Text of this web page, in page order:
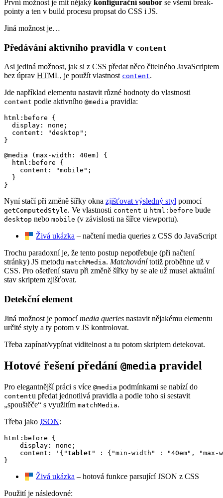
První možnost je mít nějaký konfigurační soubor se všemi break-
pointy a ten v build procesu propsat do CSS i JS.
Jiná možnost je…
Předávání aktivního pravidla v content
Asi jediná možnost, jak si z CSS předat něco čitelného JavaScriptem
bez úprav HTML, je použít vlastnost content.
Jde například elementu nastavit různé hodnoty do vlastnosti
content podle aktivního @media pravidla:
html:before {
  display: none;
  content: "desktop";
}
@media (max-width: 40em) {
  html:before {
    content: "mobile";
  }
}
Nyní stačí při změně šířky okna zjišťovat výsledný styl pomocí
getComputedStyle. Ve vlastnosti content u html:before bude
desktop nebo mobile (v závislosti na šířce viewportu).
Živá ukázka – načtení media queries z CSS do JavaScript
Trochu paradoxní je, že tento postup nepotřebuje (při načtení
stránky) JS metodu matchMedia. Matchovánítotiž proběhne už v
CSS. Pro ošetření stavu při změně šířky by se ale už musel aktuální
stav skriptem zjišťovat.
Detekční element
Jiná možnost je pomocímedia queries nastavit nějakému elementu
určité styly a ty potom v JS kontrolovat.
Třeba zapínat/vypínat viditelnost a tu potom skriptem detekovat.
Hotové řešení předání @media pravidel
Pro elegantnější práci s více @media podmínkami se nabízí do
contentu předat jednotlivá pravidla a podle toho si sestavit
„spouštěče“ s využitím matchMedia.
Třeba jako JSON:
html:before {
    display: none;
    content: '{"
tablet " : {"min-width" : "40em",
}
Živá ukázka – hotová funkce parsující JSON z CSS
Použití je následovné: